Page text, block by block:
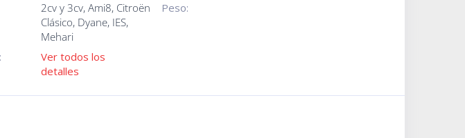
2cv y 3cv, Ami8, Citroën
Clásico, Dyane, IES,
Mehari
Peso:
Ver todos los
detalles